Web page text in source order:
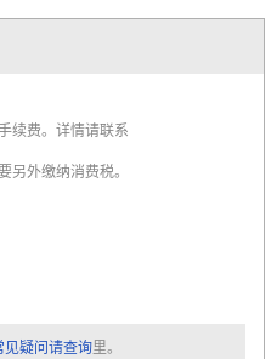
续费。详情请联系
外缴纳消费税。
见疑问请查询里。